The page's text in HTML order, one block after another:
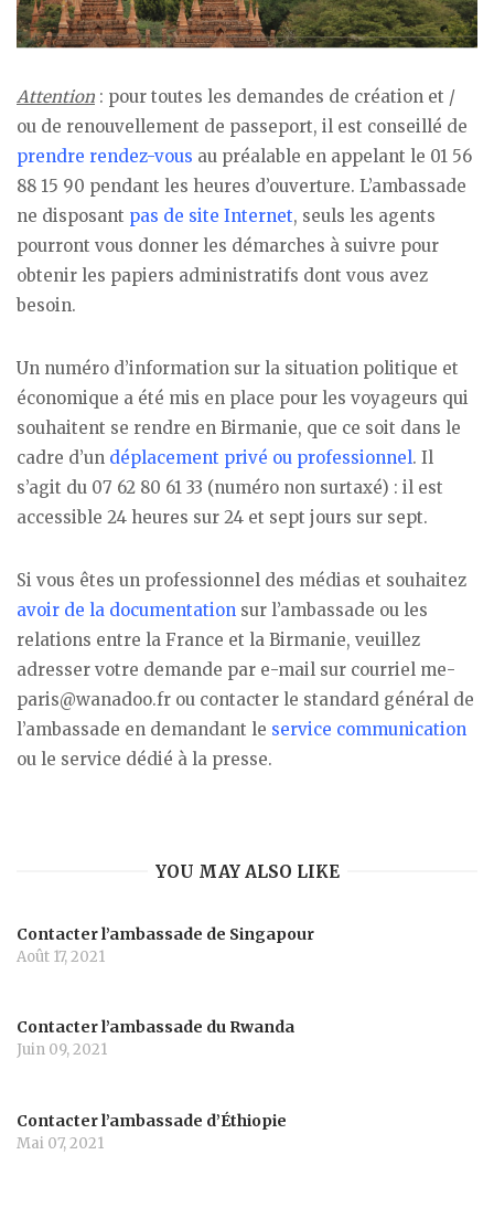
Attention : pour toutes les demandes de création et /
ou de renouvellement de passeport, il est conseillé de
prendre rendez-vous au préalable en appelant le 01 56
88 15 90 pendant les heures d’ouverture. L’ambassade
ne disposant pas de site Internet, seuls les agents
pourront vous donner les démarches à suivre pour
obtenir les papiers administratifs dont vous avez
besoin.
Un numéro d’information sur la situation politique et
économique a été mis en place pour les voyageurs qui
souhaitent se rendre en Birmanie, que ce soit dans le
cadre d’un déplacement privé ou professionnel. Il
s’agit du 07 62 80 61 33 (numéro non surtaxé) : il est
accessible 24 heures sur 24 et sept jours sur sept.
Si vous êtes un professionnel des médias et souhaitez
avoir de la documentation sur l’ambassade ou les
relations entre la France et la Birmanie, veuillez
adresser votre demande par e-mail sur courriel me-
paris@wanadoo.fr ou contacter le standard général de
l’ambassade en demandant le service communication
ou le service dédié à la presse.
YOU MAY ALSO LIKE
Contacter l’ambassade de Singapour
Août 17, 2021
Contacter l’ambassade du Rwanda
Juin 09, 2021
Contacter l’ambassade d’Éthiopie
Mai 07, 2021